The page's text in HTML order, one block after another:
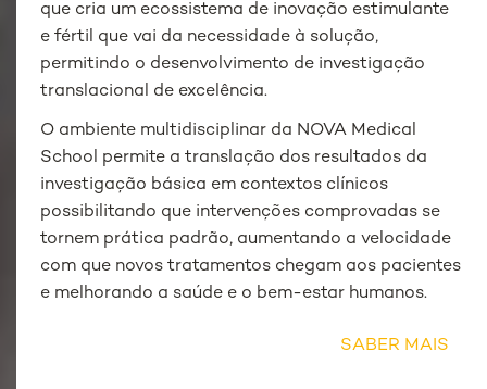
que cria um ecossistema de inovação estimulante
e fértil que vai da necessidade à solução,
permitindo o desenvolvimento de investigação
translacional de excelência.
O ambiente multidisciplinar da NOVA Medical
School permite a translação dos resultados da
investigação básica em contextos clínicos
possibilitando que intervenções comprovadas se
tornem prática padrão, aumentando a velocidade
com que novos tratamentos chegam aos pacientes
e melhorando a saúde e o bem-estar humanos.
SABER MAIS